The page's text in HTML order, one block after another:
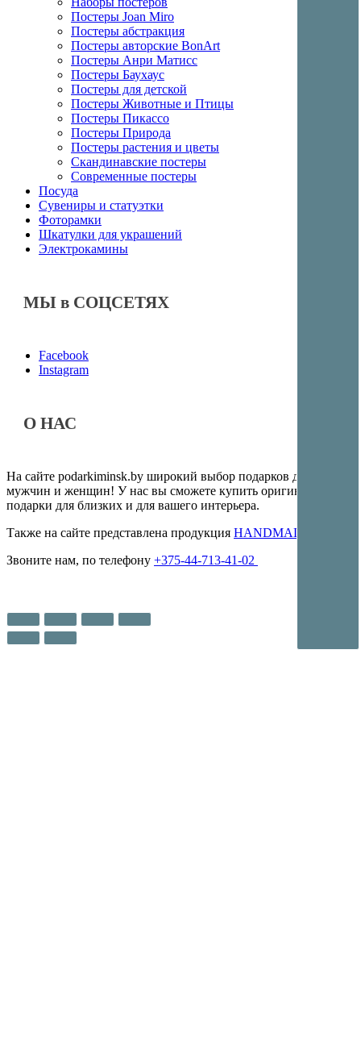
Постеры Joan Miro
Постеры абстракция
Постеры авторские BonArt
Постеры Анри Матисс
Постеры Баухаус
Постеры для детской
Постеры Животные и Птицы
Постеры Пикассо
Постеры Природа
Постеры растения и цветы
Скандинавские постеры
Современные постеры
Посуда
Сувениры и статуэтки
Фоторамки
Шкатулки для украшений
Электрокамины
МЫ в СОЦСЕТЯХ
Facebook
Instagram
О НАС
На сайте podarkiminsk.by широкий выбор подарков для
мужчин и женщин! У нас вы сможете купить оригинальные
подарки для близких и для вашего интерьера.
Также на сайте представлена продукция HANDMADE
Звоните нам, по телефону +375-44-713-41-02